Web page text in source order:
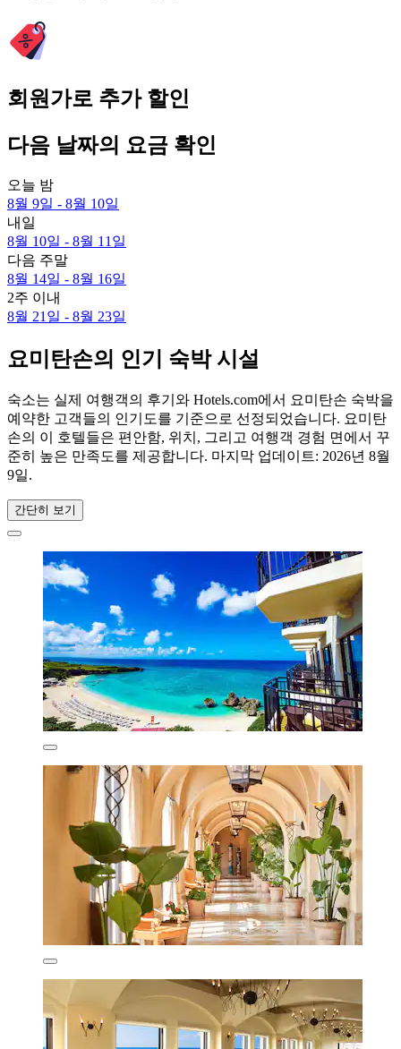
회원가로 추가 할인
다음 날짜의 요금 확인
오늘 밤
8월 9일 - 8월 10일
내일
8월 10일 - 8월 11일
다음 주말
8월 14일 - 8월 16일
2주 이내
8월 21일 - 8월 23일
요미탄손의 인기 숙박 시설
숙소는 실제 여행객의 후기와 Hotels.com에서 요미탄손 숙박을
예약한 고객들의 인기도를 기준으로 선정되었습니다. 요미탄
손의 이 호텔들은 편안함, 위치, 그리고 여행객 경험 면에서 꾸
준히 높은 만족도를 제공합니다. 마지막 업데이트: 2026년 8월
9일.
간단히 보기